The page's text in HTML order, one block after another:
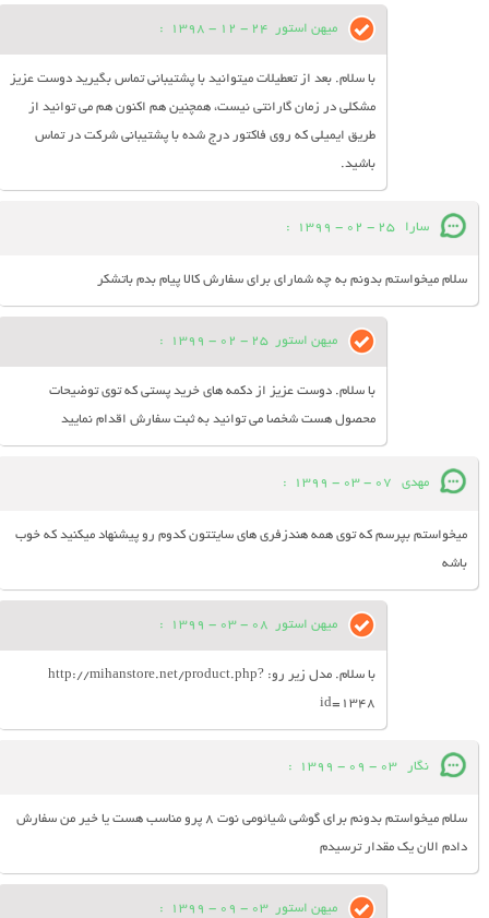
میهن استور 24 - 12 - 1398
:
با سلام. بعد از تعطیلات میتوانید با پشتیبانی تماس بگیرید دوست عزیز
مشکلی در زمان گارانتی نیست، همچنین هم اکنون هم می توانید از
طریق ایمیلی که روی فاکتور درج شده با پشتیبانی شرکت در تماس
باشید.
سارا 25 - 02 - 1399
:
سلام میخواستم بدونم به چه شمارای برای سفارش کالا پیام بدم باتشکر
میهن استور 25 - 02 - 1399
:
با سلام. دوست عزیز از دکمه های خرید پستی که توی توضیحات
محصول هست شخصا می توانید به ثبت سفارش اقدام نمایید
مهدي 07 - 03 - 1399
:
ميخواستم بپرسم که توي همه هندزفري هاي سايتتون کدوم رو پيشنهاد ميکنيد که خوب
باشه
میهن استور 08 - 03 - 1399
:
با سلام. مدل زیر رو: http://mihanstore.net/product.php?
id=1348
نگار 03 - 09 - 1399
:
سلام میخواستم بدونم برای گوشی شیائومی نوت ۸ پرو مناسب هست یا خیر من سفارش
دادم الان یک مقدار ترسیدم
میهن استور 03 - 09 - 1399
: